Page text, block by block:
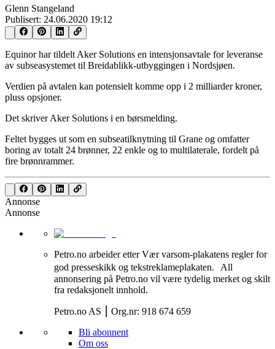
Glenn Stangeland
Publisert: 24.06.2020 19:12
Equinor har tildelt Aker Solutions en intensjonsavtale for leveranse
av subseasystemet til Breidablikk-utbyggingen i Nordsjøen.
Verdien på avtalen kan potensielt komme opp i 2 milliarder kroner,
pluss opsjoner.
Det skriver Aker Solutions i en børsmelding.
Feltet bygges ut som en subseatilknytning til Grane og omfatter
boring av totalt 24 brønner, 22 enkle og to multilaterale, fordelt på
fire brønnrammer.
Annonse
Annonse
Petro.no arbeider etter Vær varsom-plakatens regler for
god presseskikk og tekstreklameplakaten. All
annonsering på Petro.no vil være tydelig merket og skilt
fra redaksjonelt innhold.
Petro.no AS ⎮ Org.nr: 918 674 659
Bli abonnent
Om oss